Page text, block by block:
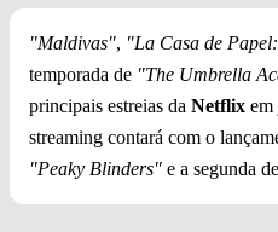
"Maldivas", "La Casa de
temporada de "The Umbrella
principais estreias da Netflix em
streaming contará com o
"Peaky Blinders" e a segunda de